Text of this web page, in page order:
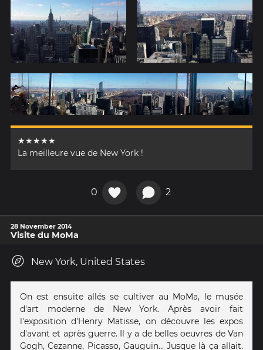
★★★★★
La meilleure vue de New York !
0 2
28 November 2014
Visite du MoMa
New York, United States
On est ensuite allés se cultiver au MoMa, le musée
d'art moderne de New York. Après avoir fait
l'exposition d'Henry Matisse, on découvre les expos
d'avant et après guerre. Il y a de belles oeuvres de Van
Gogh, Cezanne, Picasso, Gauguin... Jusque là ça allait.